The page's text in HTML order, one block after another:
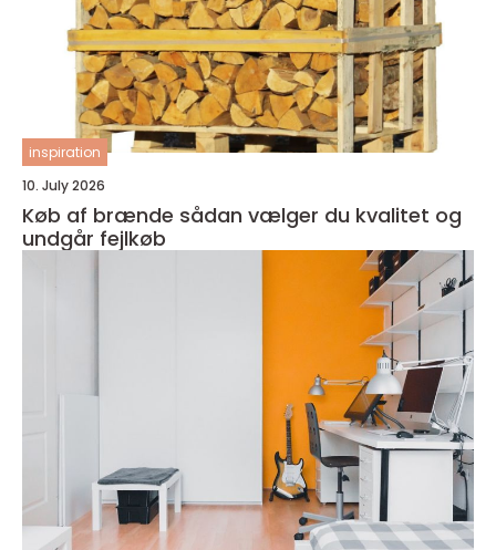
inspiration
10. July 2026
Køb af brænde sådan vælger du kvalitet og
undgår fejlkøb